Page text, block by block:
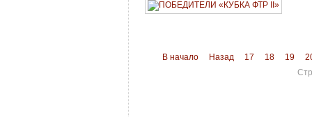
В начало Назад 17 18 19